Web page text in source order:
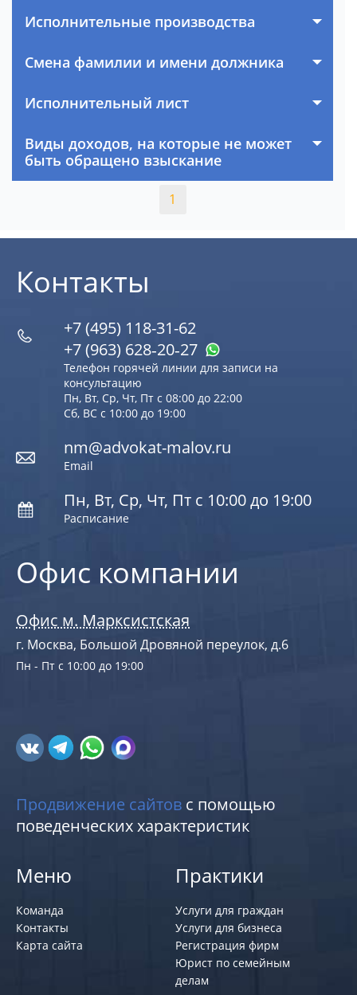
Исполнительные производства
Смена фамилии и имени должника
Исполнительный лист
Виды доходов, на которые не может
быть обращено взыскание
1
Офис компании
Офис м. Марксистская
г. Москва, Большой Дровяной переулок, д.6
Пн - Пт с 10:00 до 19:00
Контакты
+7 (495) 118-31-62
+7 (963) 628‑20‑27
Телефон горячей линии для записи на
консультацию
Пн, Вт, Ср, Чт, Пт с 08:00 до 22:00
Сб, ВС с 10:00 до 19:00
nm@advokat-malov.ru
Email
Пн, Вт, Ср, Чт, Пт с 10:00 до 19:00
Расписание
Продвижение сайтов с помощью
поведенческих характеристик
Меню
Команда
Контакты
Карта сайта
Практики
Услуги для граждан
Услуги для бизнеса
Регистрация фирм
Юрист по семейным
делам